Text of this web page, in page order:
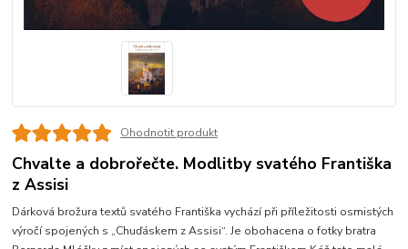
Ohodnotit produkt
Chvalte a dobrořečte. Modlitby svatého Františka
z Assisi
Dárková brožura textů svatého Františka vychází při příležitosti osmistých
výročí spojených s „Chuďáskem z Assisi“. Je obohacena o fotky bratra